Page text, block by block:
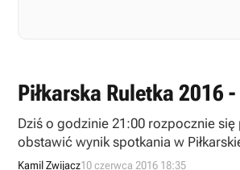
Piłkarska Ruletka 2016
Dziś o godzinie 21:00 rozpocznie
obstawić wynik spotkania w
Kamil Zwijacz10 czerwca 2016 18:35